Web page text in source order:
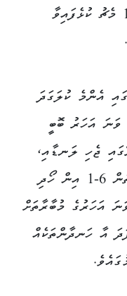
ކުޅެދީފައިވާ ކުޅުންތެރިއަކީ 125 މެޗު ކުޅެފައިވާ
އެންމެ ކުލަގަދަ
ހަނދާންތަކުގެ ތެރޭގައި 1982 ވަނަ އަހަރު ބޮބީ
ތެރޭގައި ޖެހި ލަނޑާއި،
2018 ވަނަ އަހަރު ޕެނަމާ އަތުން 6-1 އިން ހޯދި
މޮޅު ހިމެނެއެވެ. 2026 ވަނަ އަހަރުގެ މުބާރާތަށް
އާ ހަނދާންތަކެއް